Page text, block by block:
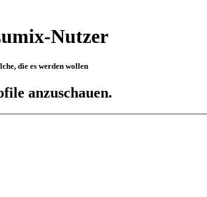
Nutzer
die es werden wollen
anzuschauen.